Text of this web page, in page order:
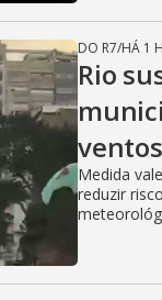
DO R7/HÁ 1
Rio
Medida
reduzir